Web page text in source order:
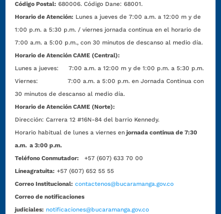
Código Postal: 680006. Código Dane: 68001.
Horario de Atención: Lunes a jueves de 7:00 a.m. a 12:00 m y de
1:00 p.m. a 5:30 p.m. / viernes jornada continua en el horario de
7:00 a.m. a 5:00 p.m., con 30 minutos de descanso al medio día.
Horario de Atención CAME (Central):
Lunes a jueves: 7:00 a.m. a 12:00 m y de 1:00 p.m. a 5:30 p.m.
Viernes: 7:00 a.m. a 5:00 p.m. en Jornada Continua con
30 minutos de descanso al medio día.
Horario de Atención CAME (Norte):
Dirección:Carrera 12 #16N-84 del barrio Kennedy.
Horario habitual de lunes a viernes en jornada continua de 7:30
a.m. a 3:00 p.m.
Teléfono Conmutador:
+57 (607) 633 70 00
Líneagratuita: +57 (607) 652 55 55
Correo Institucional: contactenos@bucaramanga.gov.co
Correo de notificaciones
judiciales: notificaciones@bucaramanga.gov.co